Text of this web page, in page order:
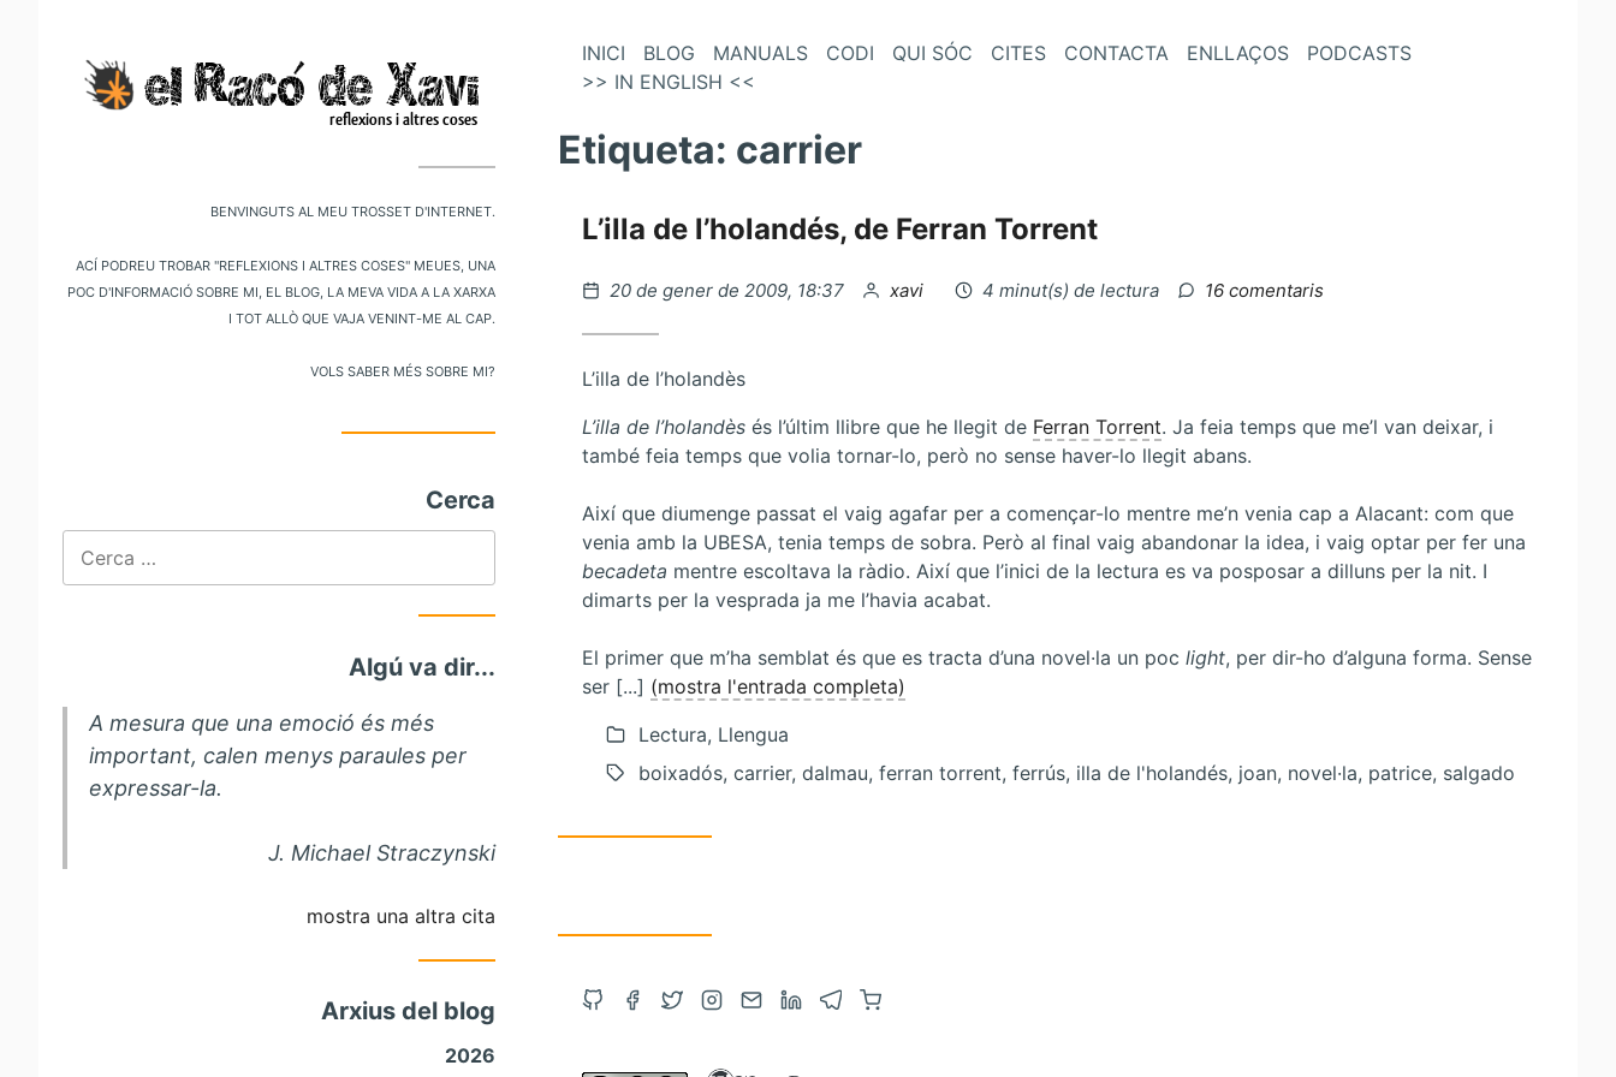
principal
Benvinguts al meu trosset d'internet.
Ací podreu trobar "reflexions i altres coses" meues, una
poc d'informació sobre mi, el blog, la meva vida a la xarxa
i tot allò que vaja venint-me al cap.
Vols saber més sobre mi?
Cerca
Algú va dir...
A mesura que una emoció és més
important, calen menys paraules per
expressar-la.
J. Michael Straczynski
mostra una altra cita
Arxius del blog
2026
VésINICI BLOG MANUALS CODI QUI SÓC CITES CONTACTA ENLLAÇOS
PODCASTS
>> IN ENGLISH <<
Etiqueta: carrier
L’illa de l’holandés, de Ferran Torrent
Publicat
20 de gener de 2009, 18:37 per
xavi 4 minut(s) de lectura 16 comentaris
Ferran
L’illa de l’holandès
L’illa de l’holandès és l’últim llibre que he llegit de Ferran Torrent. Ja feia temps que me’l van deixar, i
també feia temps que volia tornar-lo, però no sense haver-lo llegit abans.
Així que diumenge passat el vaig agafar per a començar-lo mentre me’n venia cap a Alacant: com que
venia amb la UBESA, tenia temps de sobra. Però al final vaig abandonar la idea, i vaig optar per fer una
becadeta mentre escoltava la ràdio. Així que l’inici de la lectura es va posposar a dilluns per la nit. I
dimarts per la vesprada ja me l’havia acabat.
El primer que m’ha semblat és que es tracta d’una novel·la un poc light, per dir-ho d’alguna forma. Sense
ser [...] (mostra l'entrada completa)
Lectura, Llengua
boixadós, carrier, dalmau, ferran torrent, ferrús, illa de l'holandés, joan, novel·la, patrice, salgado
ObreObre
Facebook
Obre
Twitter
Obre
en
Contacta
ObreObreCompra